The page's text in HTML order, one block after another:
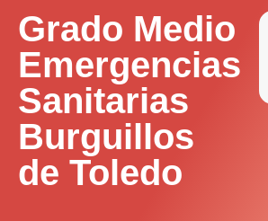
Grado Medio
Emergencias
Sanitarias
Burguillos
de Toledo